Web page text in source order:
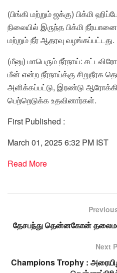
(பிங்கி மற்றும் ஜக்கு) பிக்மி
நிலையில் இருந்த பிக்மி
மற்றும் நீர் ஆதரவு வழங்கப்பட்டது.
(மீனு) மாபெரும் நீர்நாய்:
மீன் என்ற நீர்நாய்க்கு சிறுநீரக
அளிக்கப்பட்டு, இரண்டு
பெற்றெடுக்க உதவினார்கள்.
First Published :
March 01, 2025 6:32 PM IST
Read More
தேசபந்து தென்னகோன்
Next
Champions Trophy :